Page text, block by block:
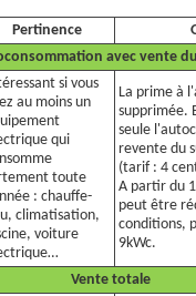
Pertinence
avec vente
si vous
au moins un
qui
toute
: chauffe-
climatisation,
voiture
La prime à
supprimée.
seule
revente du
(tarif : 4
A partir du
peut être
conditions,
9kWc.
Vente totale